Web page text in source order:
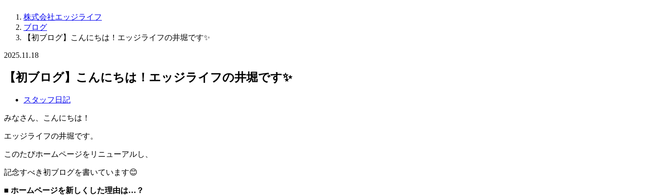
株式会社エッジライフ
ブログ
【初ブログ】こんにちは！エッジライフの井堀です✨
2025.11.18
【初ブログ】こんにちは！エッジライフの井堀です✨
スタッフ日記
みなさん、こんにちは！
エッジライフの井堀です。
このたびホームページをリニューアルし、
記念すべき初ブログを書いています😊
■ ホームページを新しくした理由は…？